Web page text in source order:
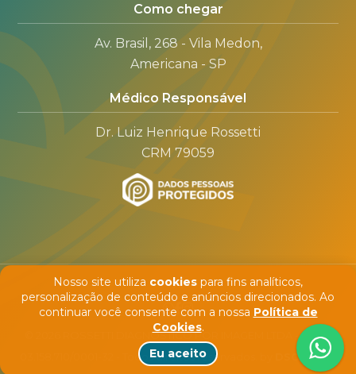
Como chegar
Av. Brasil, 268 - Vila Medon,
Americana - SP
Médico Responsável
Dr. Luiz Henrique Rossetti
CRM 79059
© 2026 ROSSETTI DIAGNÓSTICO POR IMAGEM LTDA - CNPJ:
03.158.710/0001-32 - Todos direitos reservados. by
DSConsult
Nosso site utiliza cookies para fins analíticos,
personalização de conteúdo e anúncios direcionados. Ao
continuar você consente com a nossa Política de
Cookies.
Eu aceito